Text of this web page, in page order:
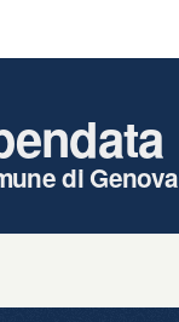
di Genova